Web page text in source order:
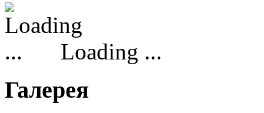
Loading ...
Галерея